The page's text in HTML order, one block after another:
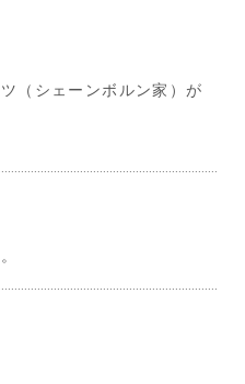
（シェーンボルン家）が